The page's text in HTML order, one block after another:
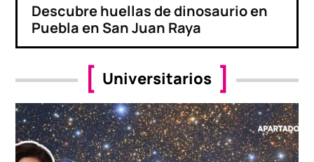
Descubre huellas de dinosaurio en
Puebla en San Juan Raya
Universitarios